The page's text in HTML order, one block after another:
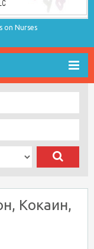
on Nurses
Кокаин,